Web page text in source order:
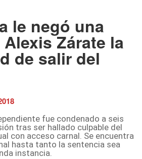
le negó una
Zárate la
de salir del
fue condenado a seis
tras ser hallado culpable del
con acceso carnal. Se encuentra
hasta tanto la sentencia sea
instancia.